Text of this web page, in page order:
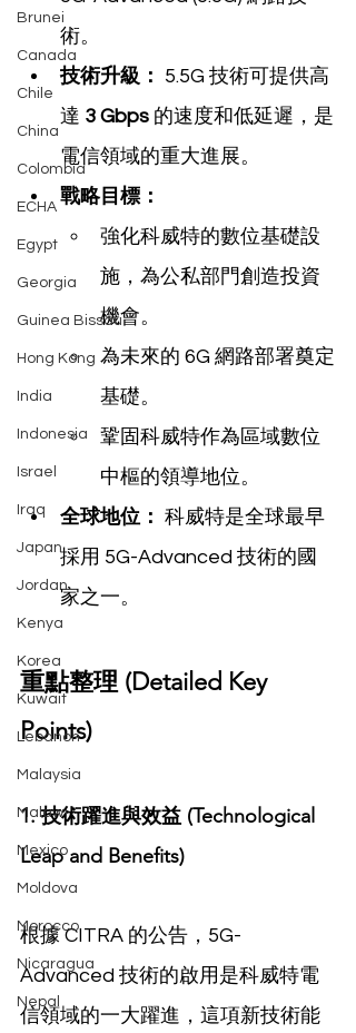
Brunei
Canada
Chile
China
Colombia
ECHA
Egypt
Georgia
Guinea Bissau
Hong Kong
India
Indonesia
Israel
Iraq
Japan
Jordan
Kenya
Korea
Kuwait
Lebanon
Malaysia
Malawi
Mexico
Moldova
Morocco
Nicaragua
Nepal
術。
技術升級：
5.5G 技術可提供高
達 3 Gbps 的速度和低延遲，是
電信領域的重大進展。
戰略目標：
強化科威特的數位基礎設
施，為公私部門創造投資
機會。
為未來的 6G 網路部署奠定
基礎。
鞏固科威特作為區域數位
中樞的領導地位。
全球地位： 科威特是全球最早
採用 5G-Advanced 技術的國
家之一。
重點整理 (Detailed Key
Points)
1. 技術躍進與效益 (Technological
Leap and Benefits)
根據 CITRA 的公告，5G-
Advanced 技術的啟用是科威特電
信領域的一大躍進，這項新技術能